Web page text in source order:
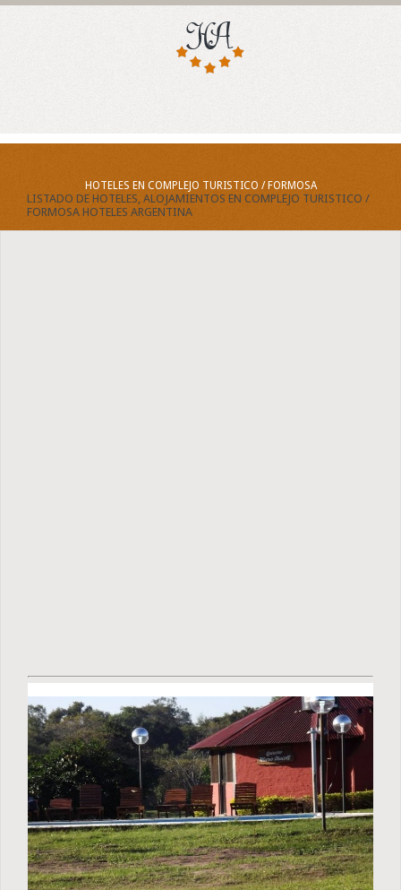
HOTELES EN COMPLEJO TURISTICO / FORMOSA
LISTADO DE HOTELES, ALOJAMIENTOS EN COMPLEJO TURISTICO /
FORMOSA HOTELES ARGENTINA